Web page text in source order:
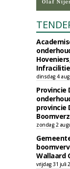
dinsdag 4
Provincie
provincie
zondag 2
Wallaard
vrijdag 31 juli